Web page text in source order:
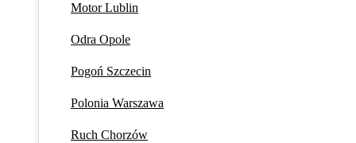
Motor Lublin
Odra Opole
Pogoń Szczecin
Polonia Warszawa
Ruch Chorzów